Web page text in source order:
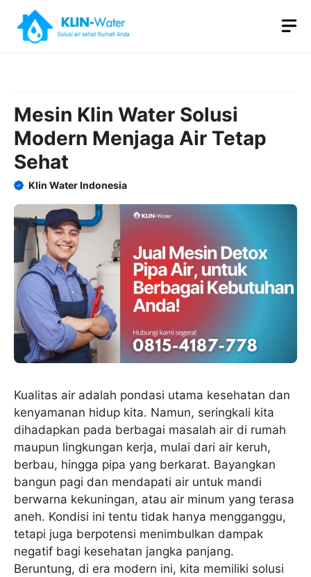
content
Mesin Klin Water Solusi
Modern Menjaga Air Tetap
Sehat
Klin Water Indonesia
Kualitas air adalah pondasi utama kesehatan dan
kenyamanan hidup kita. Namun, seringkali kita
dihadapkan pada berbagai masalah air di rumah
maupun lingkungan kerja, mulai dari air keruh,
berbau, hingga pipa yang berkarat. Bayangkan
bangun pagi dan mendapati air untuk mandi
berwarna kekuningan, atau air minum yang terasa
aneh. Kondisi ini tentu tidak hanya mengganggu,
tetapi juga berpotensi menimbulkan dampak
negatif bagi kesehatan jangka panjang.
Beruntung, di era modern ini, kita memiliki solusi